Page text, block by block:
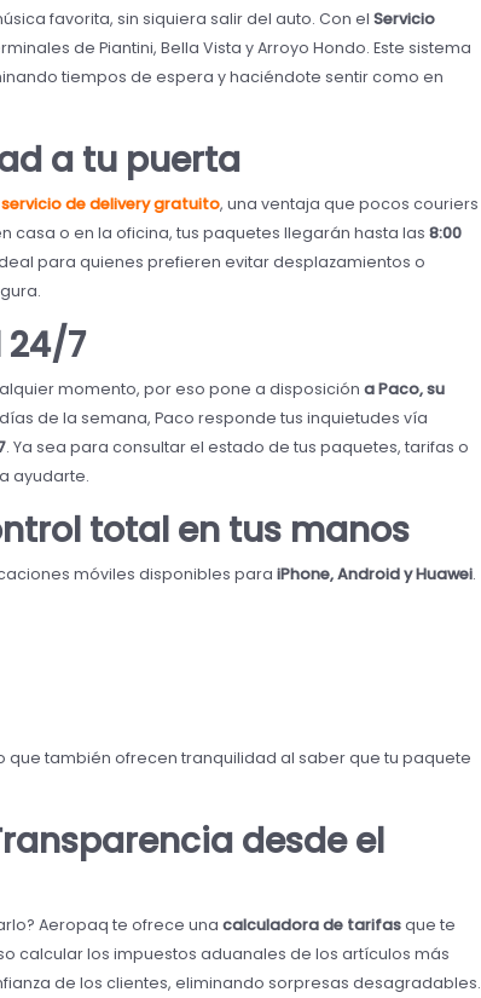
favorita, sin siquiera salir del auto. Con el Servicio
de Piantini, Bella Vista y Arroyo Hondo. Este sistema
tiempos de espera y haciéndote sentir como en
a tu puerta
servicio de delivery gratuito, una ventaja que pocos couriers
casa o en la oficina, tus paquetes llegarán hasta las 8:00
para quienes prefieren evitar desplazamientos o
24/7
momento, por eso pone a disposición a Paco, su
de la semana, Paco responde tus inquietudes vía
. Ya sea para consultar el estado de tus paquetes, tarifas o
ayudarte.
total en tus manos
móviles disponibles para iPhone, Android y Huawei.
que también ofrecen tranquilidad al saber que tu paquete
desde el
Aeropaq te ofrece una calculadora de tarifasque te
calcular los impuestos aduanales de los artículos más
de los clientes, eliminando sorpresas desagradables.